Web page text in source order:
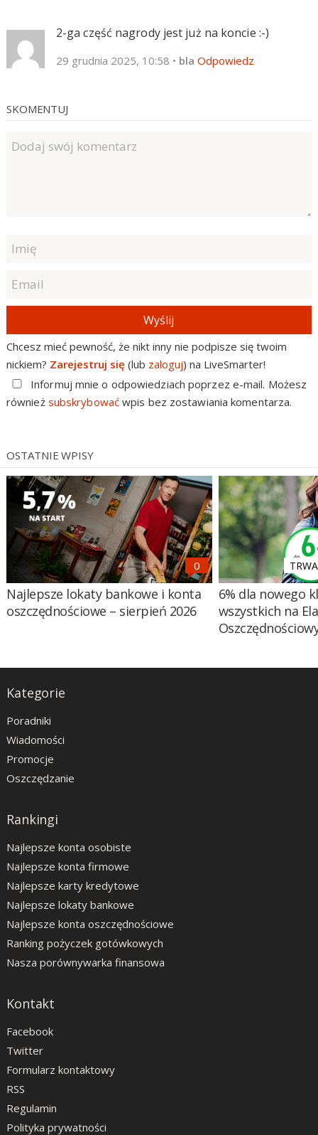
2-ga część nagrody jest już na koncie :-)
29 grudnia 2025, 10:58 • bla Odpowiedz
SKOMENTUJ
Wyślij
Chcesz mieć pewność, że nikt inny nie podpisze się twoim
nickiem? Zarejestruj się (lub zaloguj) na LiveSmarter!
Informuj mnie o odpowiedziach poprzez e-mail. Możesz
również subskrybowaćwpis bez zostawiania komentarza.
OSTATNIE WPISY
Najlepsze lokaty bankowe i konta
oszczędnościowe – sierpień 2026
6% dla nowego
wszystkich na
Kategorie
Poradniki
Wiadomości
Promocje
Oszczędzanie
Rankingi
Najlepsze konta osobiste
Najlepsze konta firmowe
Najlepsze karty kredytowe
Najlepsze lokaty bankowe
Najlepsze konta oszczędnościowe
Ranking pożyczek gotówkowych
Nasza porównywarka finansowa
Kontakt
Facebook
Twitter
Formularz kontaktowy
RSS
Regulamin
Polityka prywatności